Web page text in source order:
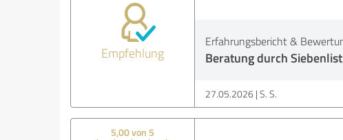
Empfehlung
Erfahrungsbericht &
Beratung durch
27.05.2026 S. S.
5,00 von 5